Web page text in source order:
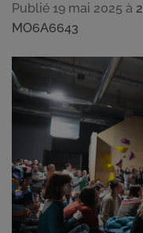
Publié 19 mai 2025 à
MO6A6643